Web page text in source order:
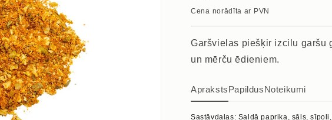
cena
Cena norādīta ar PVN
Garšvielas piešķir izcilu garšu
un mērču ēdieniem.
AprakstsPapildusNoteikumi
Sastāvdaļas: Saldā paprika, sāls,